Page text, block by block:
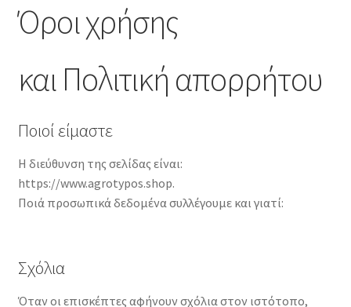
Λογαριασμός
Βιβλιογραφία άρθρων περιοδικού
Όροι χρήσης
Επικοινωνία
Όροι χρήσης
και Πολιτική απορρήτου
Ποιοί είμαστε
Η διεύθυνση της σελίδας είναι:
https://www.agrotypos.shop.
Ποιά προσωπικά δεδομένα συλλέγουμε και γιατί:
Σχόλια
Όταν οι επισκέπτες αφήνουν σχόλια στον ιστότοπο,